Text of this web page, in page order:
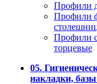
Профили
Профили
Профили
торцевые
05.
накладки,